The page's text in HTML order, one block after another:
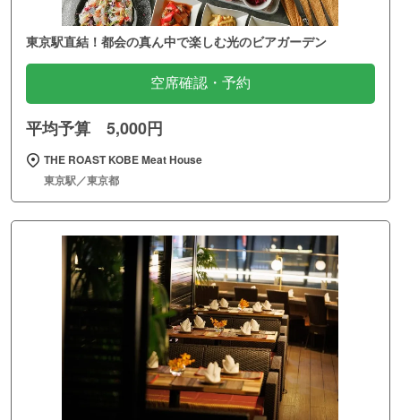
東京駅直結！都会の真ん中で楽しむ光のビアガーデン
空席確認・予約
平均予算 5,000円
THE ROAST KOBE Meat House
東京駅／東京都